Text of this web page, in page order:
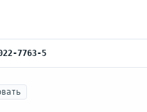
7763-5